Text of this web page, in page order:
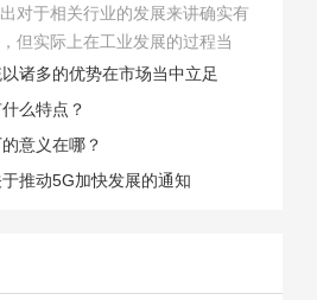
对于相关行业的发展来讲确实有
但实际上在工业发展的过程当
业发展的具体结束是非常的多
一定需要...
诸多的优势在市场当中立足
么特点？
意义在哪？
推动5G加快发展的通知